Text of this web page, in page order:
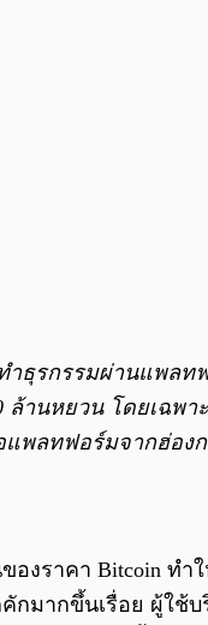
ำธุรกรรมผ่านแพลท
ล้านหยวน โดยเฉพา
แพลทฟอร์มจากฮ่อง
องราคา Bitcoin ทำ
กมากขึ้นเรื่อย ผู้ใช้บ